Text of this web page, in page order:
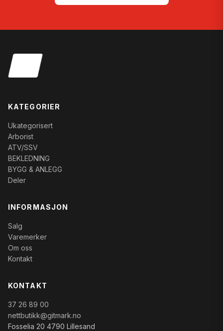
KATEGORIER
Ukategorisert
Arborist
ATV/SSV
BEKLEDNING
BYGG & ANLEGG
Deler
INFORMASJON
Salg
Varemerker
Om oss
Kontakt
KONTAKT
37 26 89 00
nettbutikk@gitmark.no
Fosselia 20 4790 Lillesand